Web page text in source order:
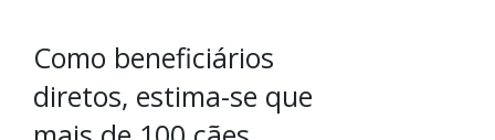
Como beneficiários
diretos, estima-se que